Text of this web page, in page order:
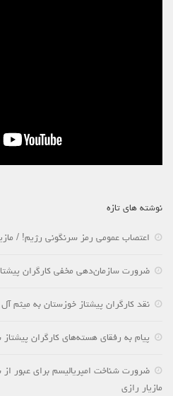
نوشته های تازه
اعتصاب عمومی رمز سرنگونی رژیم! /
ضرورت سازمان‌دهی مخفی کارگران
نقد کارگران پیشتاز خوزستان به میثم
پیام به رفقای هسته‌های کارگران
ضرورت شناخت امپریالیسم برای عبور از
مازیار رازی